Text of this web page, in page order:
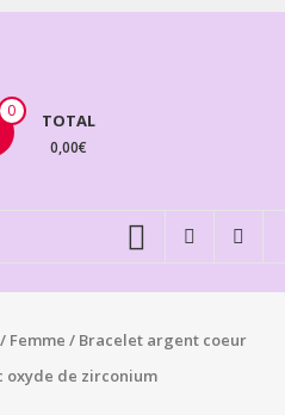
BIJOUX
0 TOTAL
0,00€
Femme / Bracelet argent coeur
oxyde de zirconium